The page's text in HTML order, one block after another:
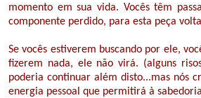
momento em sua vida. Vocês têm
componente perdido, para esta peça
Se vocês estiverem buscando por ele,
fizerem nada, ele não virá. (alguns
poderia continuar além disto...mas nós
energia pessoal que permitirá à